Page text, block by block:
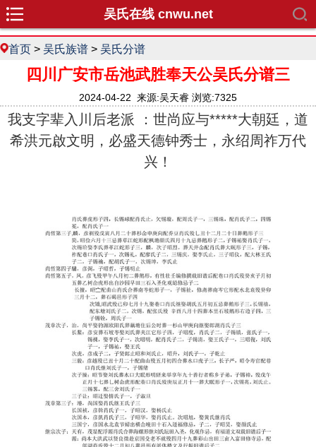
吴氏在线 cnwu.net
首页 > 吴氏族谱 > 吴氏分谱
四川广安市岳池武胜奉天公吴氏分谱三
2024-04-22 来源:吴天睿 浏览:7325
我支字辈入川后老派 ：世尚应与*****大朝廷，道
希洪元啟文明，必盛天德钟秀士，永绍周祚万代
兴！